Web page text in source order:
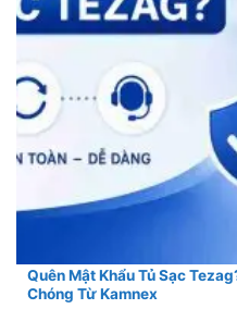
Quên Mật Khẩu Tủ Sạc
Chóng Từ Kamnex